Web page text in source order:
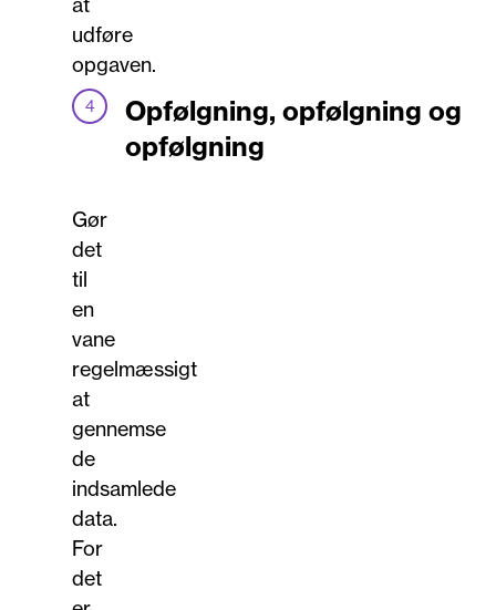
udføre
opgaven.
Opfølgning, opfølgning og
opfølgning
Gør
det
til
en
vane
regelmæssigt
at
gennemse
de
indsamlede
data.
For
det